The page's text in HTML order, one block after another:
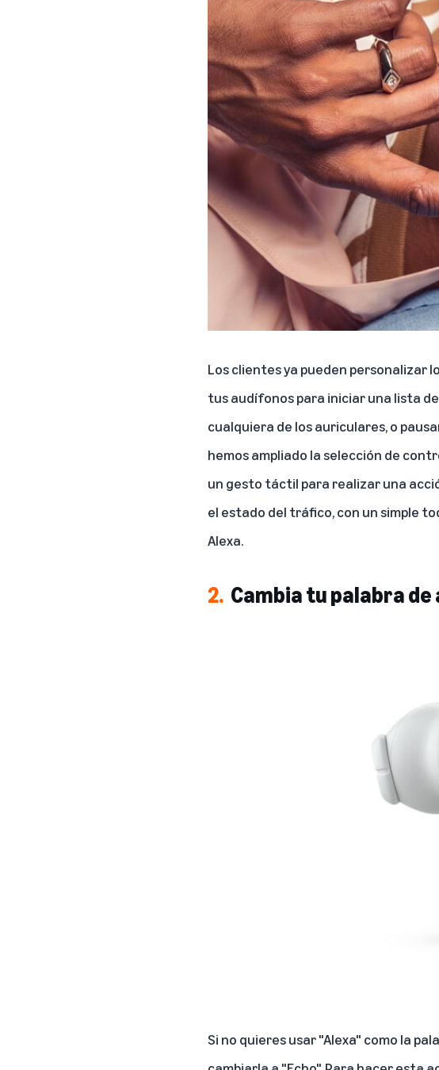
Los clientes ya pueden personalizar
tus audífonos para iniciar una lista
cualquiera de los auriculares, o
hemos ampliado la selección de
un gesto táctil para realizar una
el estado del tráfico, con un simple
Alexa.
2. Cambia tu palabra
Si no quieres usar "Alexa" como la